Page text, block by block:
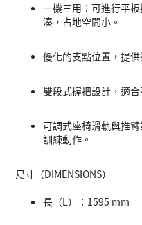
一機三用：可進行平
湊，占地空間小。
優化的支點位置，提
雙段式握把設計，適
可調式座椅滑軌與推
訓練動作。
尺寸（DIMENSIONS）
長（L）：1595 mm